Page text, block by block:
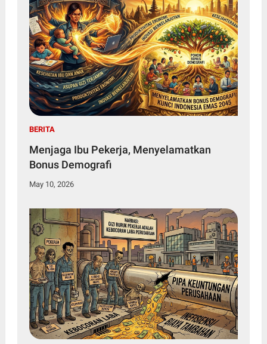
BERITA
Menjaga Ibu Pekerja, Menyelamatkan
Bonus Demografi
May 10, 2026